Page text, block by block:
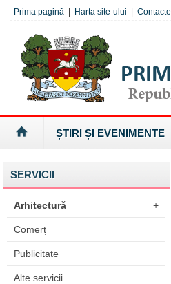
Prima pagină Harta site-ului Contacte
ȘTIRI ȘI EVENIMENTE
SERVICII
Arhitectură +
Comerț
Publicitate
Alte servicii